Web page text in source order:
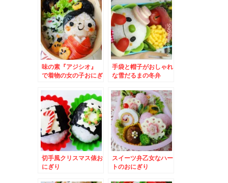
味の素『アジシオ』
で着物の女の子おにぎ
式・七五三など和服弁
当に☆
手袋と帽子がおしゃれ
な雪だるまの冬弁
切手風クリスマス俵お
にぎり
スイーツ弁乙女なハー
トのおにぎり